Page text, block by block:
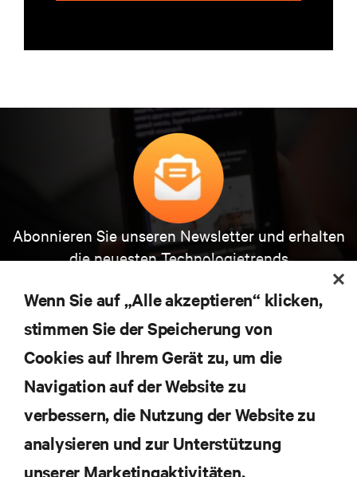
Abonnieren Sie unseren Newsletter und erhalten
die neuesten Technologietrends
Themen der Branche, mit aktuellen Diskussionen
und Einblicken von Experten in das
Rechenzentrums- und Infrastrukturmanagement.
JETZT ANMELDEN
RESSOURCEN
SUPPORT
Wenn Sie auf „Alle akzeptieren“ klicken,
stimmen Sie der Speicherung von
Cookies auf Ihrem Gerät zu, um die
Navigation auf der Website zu
verbessern, die Nutzung der Website zu
analysieren und zur Unterstützung
unserer Marketingaktivitäten.